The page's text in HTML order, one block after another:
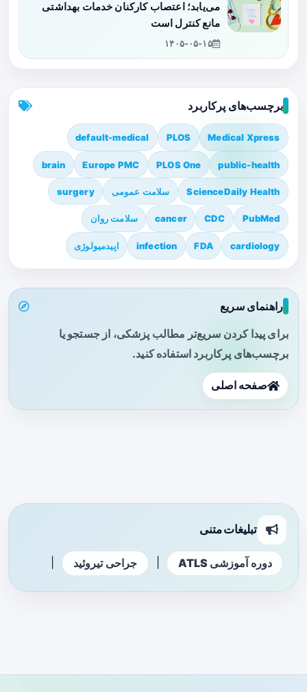
می‌یابد؛ اعتصاب کارکنان خدمات بهداشتی
مانع کنترل است
۱۴۰۵-۰۵-۱۵
برچسب‌های پرکاربرد
Medical Xpress
PLOS
default-medical
public-health
PLOS One
Europe PMC
brain
ScienceDaily Health سلامت عمومی surgery
PubMed
CDC
cancer سلامت روان
cardiology
FDA
infection اپیدمیولوژی
راهنمای سریع
برای پیدا کردن سریع‌تر مطالب پزشکی، از جستجو یا
برچسب‌های پرکاربرد استفاده کنید.
صفحه اصلی
تبلیغات متنی
دوره آموزشی ATLS جراحی تیروئید